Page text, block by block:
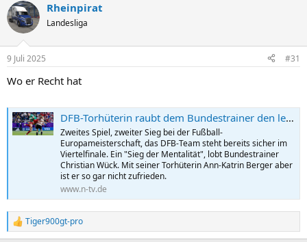
Rheinpirat
Landesliga
9 Juli 2025 #31
Wo er Recht hat
DFB-Torhüterin raubt dem Bundestrainer den letzten Nerv
Zweites Spiel, zweiter Sieg bei der Fußball-
Europameisterschaft, das DFB-Team steht bereits sicher im
Viertelfinale. Ein "Sieg der Mentalität", lobt Bundestrainer
Christian Wück. Mit seiner Torhüterin Ann-Katrin Berger aber
ist er so gar nicht zufrieden.
www.n-tv.de
R
e
Tiger900gt-pro